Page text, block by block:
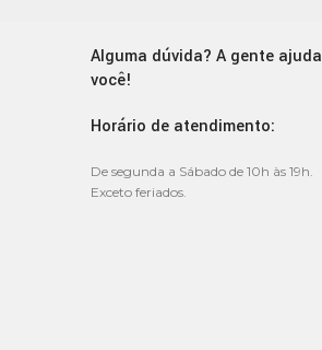
Alguma dúvida? A gente ajuda
você!
Horário de atendimento:
De segunda a Sábado de 10h às 19h.
Exceto feriados.